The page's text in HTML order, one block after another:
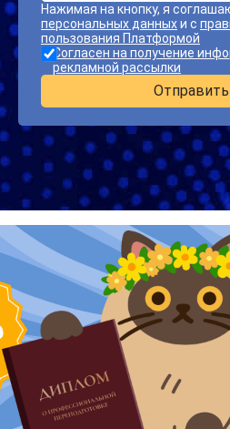
Нажимая на кнопку, я
персональных данныхи с
пользования Платформой
Согласен на получение
рекламной рассылки
Отправить